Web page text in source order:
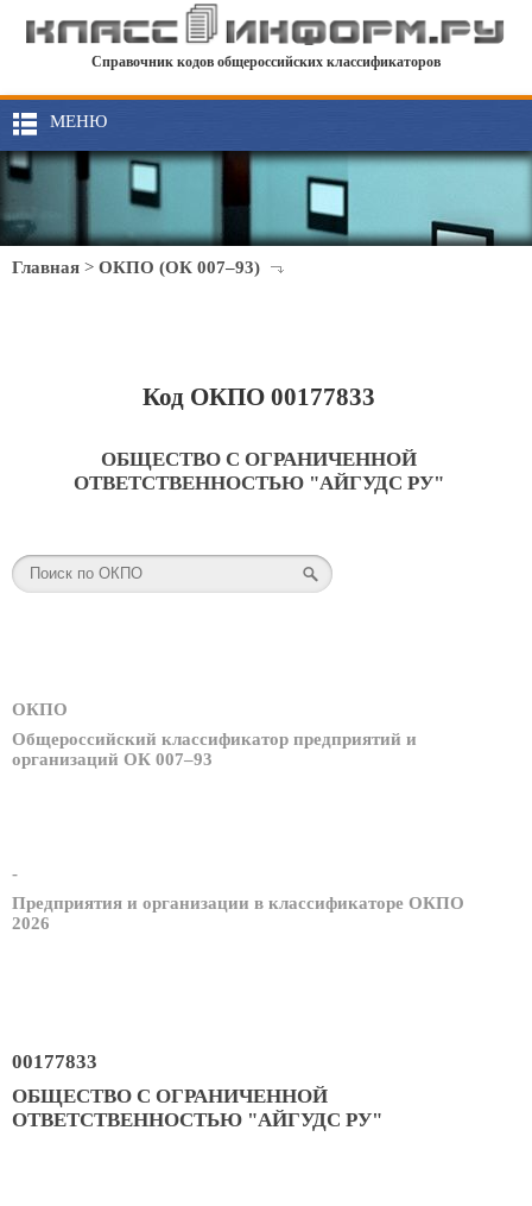
Справочник кодов общероссийских классификаторов
МЕНЮ
Главная > ОКПО (ОК 007–93)
Код ОКПО 00177833
ОБЩЕСТВО С ОГРАНИЧЕННОЙ
ОТВЕТСТВЕННОСТЬЮ "АЙГУДС РУ"
ОКПО
Общероссийский классификатор предприятий и
организаций ОК 007–93
-
Предприятия и организации в классификаторе ОКПО
2026
00177833
ОБЩЕСТВО С ОГРАНИЧЕННОЙ
ОТВЕТСТВЕННОСТЬЮ "АЙГУДС РУ"